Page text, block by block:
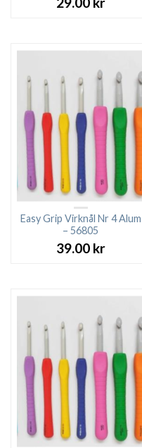
Easy Grip Virknål Nr 4 Alum
– 56805
39.00 kr